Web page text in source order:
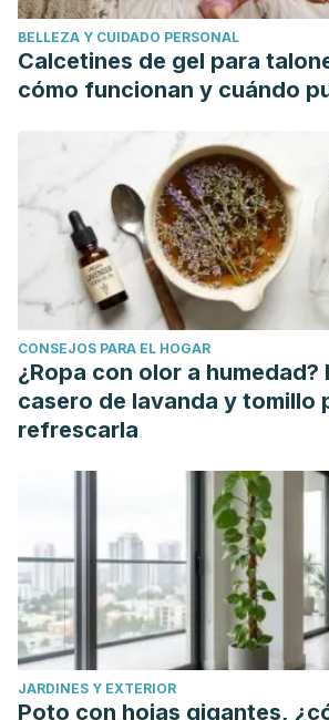
Am Acad Dermatol. 2015;73(6):911-928.
doi:10.1016/j.jaad.2014.09.014
Tofighi Naeem A, Mahmoudi S, Saboui
Features and Laboratory Findings of
in Children Referred To Children
Tehran, Iran during 2004-2011. Iran J
Kasper y col., Principios de medicina
edición número 19, Editorial McGrawHill.
Handler MZ, Patel PA, Kapila R, Al-
Cutaneous and mucocutaneous
perspectives.
J Am Acad Dermatol
.
doi:10.1016/j.jaad.2014.08.051
Centers for desease, control and
leishmaniasis, retrieved on 24 June
Aronson N, Herwaldt BL, Libman M, et
Treatment of Leishmaniasis: Clinical
the Infectious Diseases Society of
American Society of Tropical Medicine
(ASTMH).Am J Trop Med Hyg.
doi:10.4269/ajtmh.16-84256
BELLEZA Y CUIDADO PERSONAL
Calcetines de gel para
cómo funcionan y cuándo
CONSEJOS PARA EL HOGAR
¿Ropa con olor a humedad?
casero de lavanda y tomillo
refrescarla
JARDINES Y EXTERIOR
Poto con hojas gigantes,